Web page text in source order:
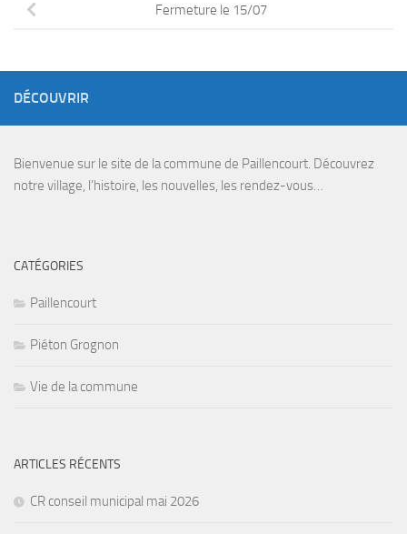
Fermeture le 15/07
DÉCOUVRIR
Bienvenue sur le site de la commune de Paillencourt. Découvrez
notre village, l’histoire, les nouvelles, les rendez-vous…
CATÉGORIES
Paillencourt
Piéton Grognon
Vie de la commune
ARTICLES RÉCENTS
CR conseil municipal mai 2026